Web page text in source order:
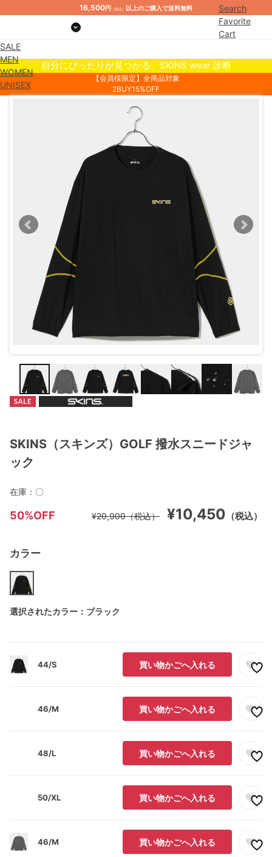
16,500円 （税込） 以上のご購入で送料無料
Search
Favorite
Cart
SALE
MEN
WOMEN
UNISEX
自分にぴったりが見つかる、SKINS wear 診断
【会員様限定】全商品対象
2BUY15%OFF
SKINS（スキンズ）GOLF 撥水スニードジャ
ック
50%OFF ¥10,450 （税込）
¥20,900（税込）
カラー
選択されたカラー：ブラック
44/S 買い物かごへ入れる
46/M 買い物かごへ入れる
48/L 買い物かごへ入れる
50/XL 買い物かごへ入れる
46/M 買い物かごへ入れる
在庫： 〇